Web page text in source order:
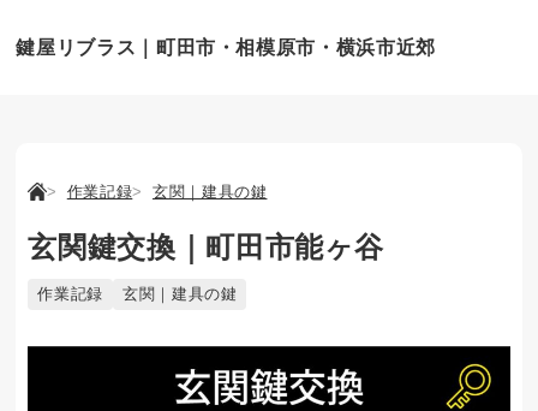
鍵屋リブラス｜町田市・相模原市・横浜市近郊
作業記録 玄関｜建具の鍵
玄関鍵交換｜町田市能ヶ谷
作業記録 玄関｜建具の鍵